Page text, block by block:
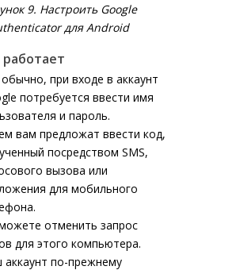
9. Настроить Google
для Android
работает
при входе в аккаунт
потребуется ввести имя
и пароль.
вам предложат ввести код,
посредством SMS,
вызова или
для мобильного
отменить запрос
для этого компьютера.
аккаунт по-прежнему